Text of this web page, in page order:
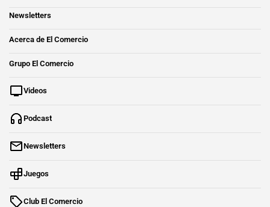
Newsletters
Acerca de El Comercio
Grupo El Comercio
Videos
Podcast
Newsletters
Juegos
Club El Comercio